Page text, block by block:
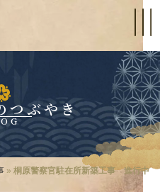
つぶやき
» 桐原警察官駐在所新築工事 進行中